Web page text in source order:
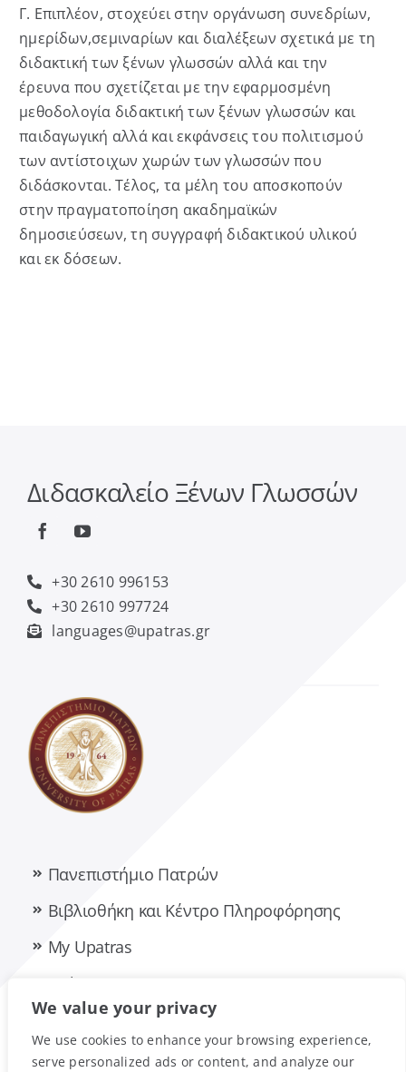
We value your privacy
We use cookies to enhance your browsing experience,
serve personalized ads or content, and analyze our
Γ. Επιπλέον, στοχεύει στην οργάνωση συνεδρίων,
ημερίδων,σεμιναρίων και διαλέξεων σχετικά με τη
διδακτική των ξένων γλωσσών αλλά και την
έρευνα που σχετίζεται με την εφαρμοσμένη
μεθοδολογία διδακτική των ξένων γλωσσών και
παιδαγωγική αλλά και εκφάνσεις του πολιτισμού
των αντίστοιχων χωρών των γλωσσών που
διδάσκονται. Τέλος, τα μέλη του αποσκοπούν
στην πραγματοποίηση ακαδημαϊκών
δημοσιεύσεων, τη συγγραφή διδακτικού υλικού
και εκ δόσεων.
Διδασκαλείο Ξένων Γλωσσών
+30 2610 996153
+30 2610 997724
languages@upatras.gr
Πανεπιστήμιο Πατρών
Βιβλιοθήκη και Κέντρο Πληροφόρησης
My Upatras
E-class